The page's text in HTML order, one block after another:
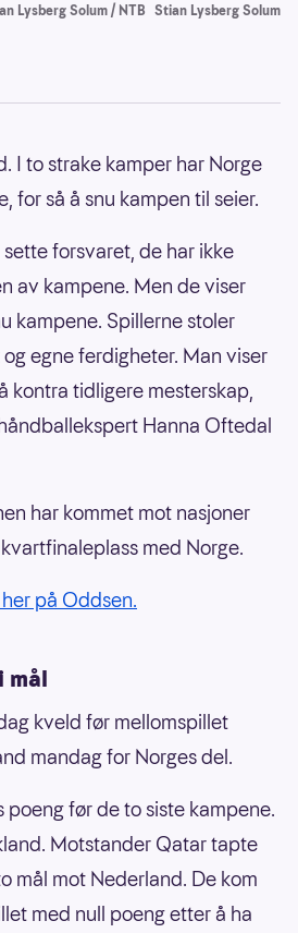
Lysberg Solum / NTB Stian Lysberg Solum
I to strake kamper har Norge
for så å snu kampen til seier.
forsvaret, de har ikke
av kampene. Men de viser
kampene. Spillerne stoler
egne ferdigheter. Man viser
kontra tidligere mesterskap,
Hanna Oftedal
har kommet mot nasjoner
med Norge.
på Oddsen.
mål
kveld før mellomspillet
mandag for Norges del.
poeng før de to siste kampene.
Motstander Qatar tapte
mål mot Nederland. De kom
med null poeng etter å ha